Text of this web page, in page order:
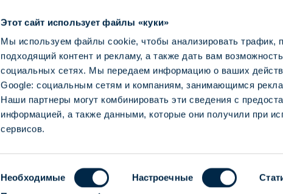
Этот сайт использует файлы «куки»
Мы используем файлы cookie, чтобы анализировать трафик,
подходящий контент и рекламу, а также дать вам
социальных сетях. Мы передаем информацию о ваших
Google: социальным сетям и компаниям, занимающимся
Наши партнеры могут комбинировать эти сведения с
информацией, а также данными, которые они получили при
сервисов.
согласия
Необходимые Настроечные